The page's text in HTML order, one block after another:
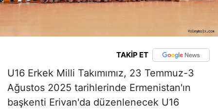
TAKİP ET
U16 Erkek Milli Takımımız, 23 Temmuz-3
Ağustos 2025 tarihlerinde Ermenistan'ın
başkenti Erivan'da düzenlenecek U16